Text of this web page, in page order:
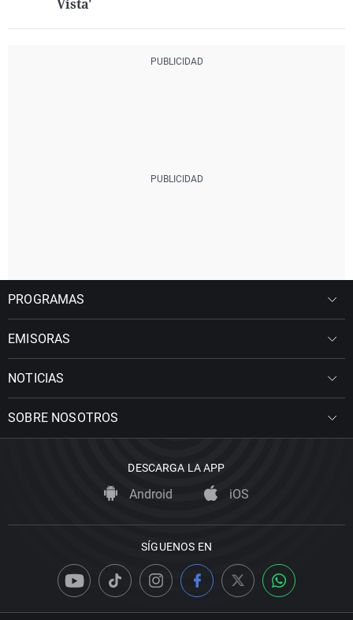
Vista'
PROGRAMAS
EMISORAS
NOTICIAS
SOBRE NOSOTROS
DESCARGA LA APP
Android iOS
SÍGUENOS EN